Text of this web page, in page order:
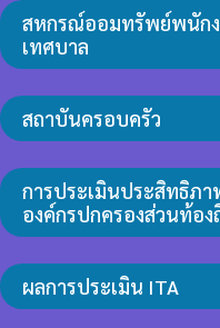
สหกรณ์ออมทรัพย์พนัก
เทศบาล
สถาบันครอบครัว
การประเมินประสิทธิภา
องค์กรปกครองส่วนท้อง
ผลการประเมิน ITA